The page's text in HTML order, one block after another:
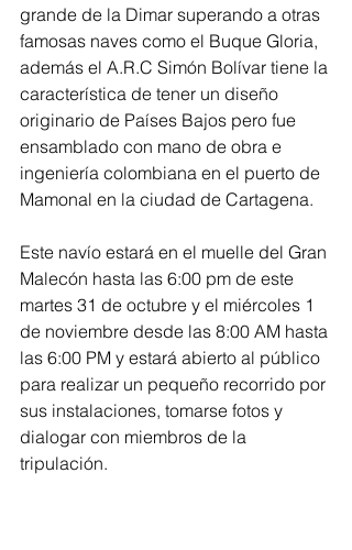
grande de la Dimar superando a otras
famosas naves como el Buque Gloria,
además el A.R.C Simón Bolívar tiene la
característica de tener un diseño
originario de Países Bajos pero fue
ensamblado con mano de obra e
ingeniería colombiana en el puerto de
Mamonal en la ciudad de Cartagena.
Este navío estará en el muelle del Gran
Malecón hasta las 6:00 pm de este
martes 31 de octubre y el miércoles 1
de noviembre desde las 8:00 AM hasta
las 6:00 PM y estará abierto al público
para realizar un pequeño recorrido por
sus instalaciones, tomarse fotos y
dialogar con miembros de la
tripulación.